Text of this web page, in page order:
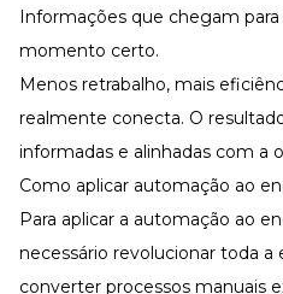
Informações que chegam para
momento certo.
Menos retrabalho, mais
realmente conecta. O
informadas e alinhadas com a
Como aplicar automação ao
Para aplicar a automação ao
necessário revolucionar toda a
converter processos manuais